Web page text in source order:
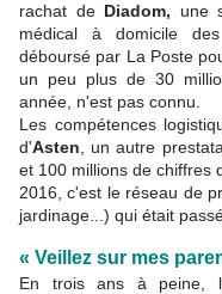
rachat de Diadom, une
médical à domicile
déboursé par La Poste
un peu plus de 30
année, n'est pas connu.
Les compétences
d'Asten , un autre
et 100 millions de chiffres
2016, c'est le réseau de
jardinage...) qui était
« Veillez sur mes
En trois ans à peine,